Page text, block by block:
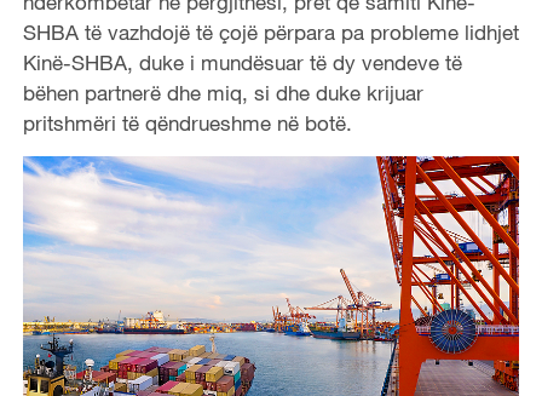
SHBA të vazhdojë të çojë përpara pa probleme lidhjet
Kinë-SHBA, duke i mundësuar të dy vendeve të
bëhen partnerë dhe miq, si dhe duke krijuar
pritshmëri të qëndrueshme në botë.